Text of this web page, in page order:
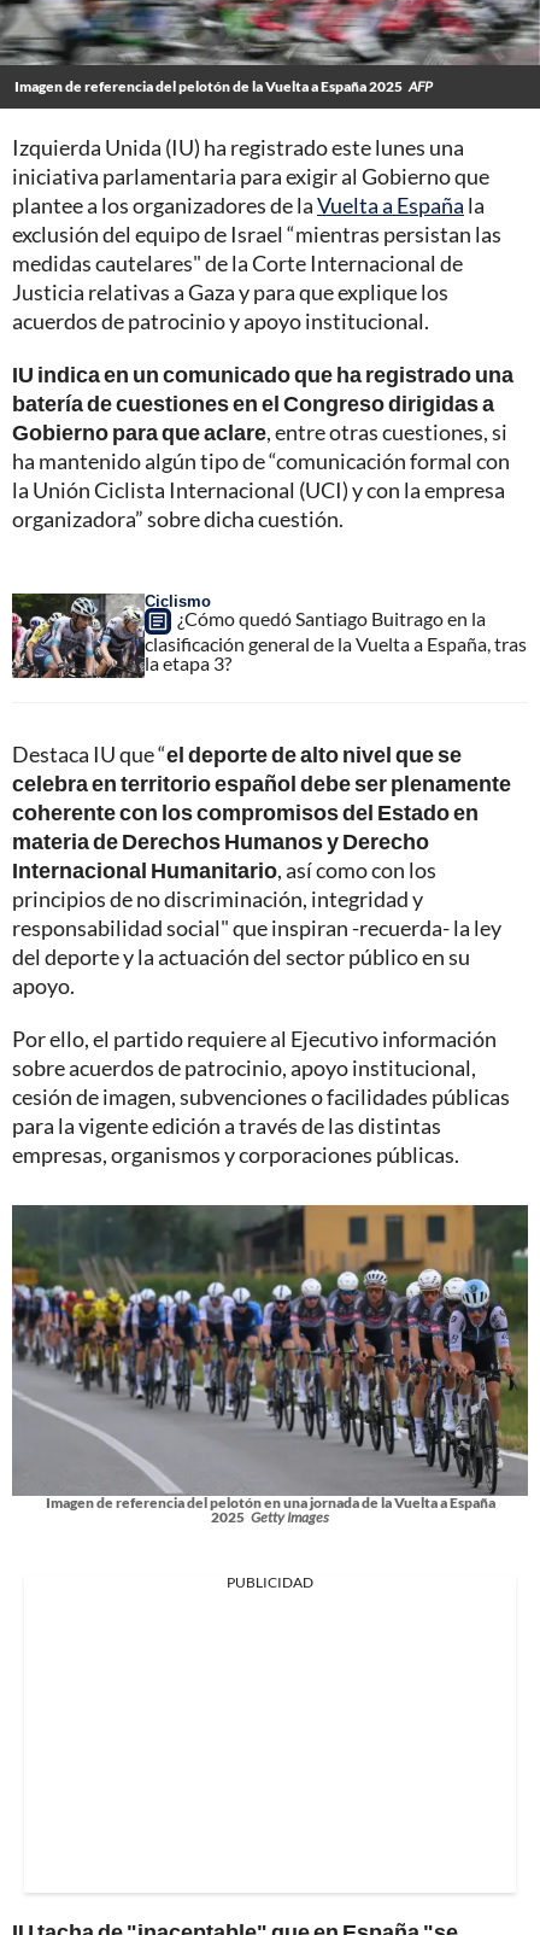
Imagen de referencia del pelotón de la Vuelta a España 2025 AFP
Izquierda Unida (IU) ha registrado este lunes una
iniciativa parlamentaria para exigir al Gobierno que
plantee a los organizadores de laVuelta a España la
exclusión del equipo de Israel “mientras persistan las
medidas cautelares" de la Corte Internacional de
Justicia relativas a Gaza y para que explique los
acuerdos de patrocinio y apoyo institucional.
IU indica en un comunicado que ha registrado una
batería de cuestiones en el Congreso dirigidas a
Gobierno para que aclare, entre otras cuestiones, si
ha mantenido algún tipo de “comunicación formal con
la Unión Ciclista Internacional (UCI) y con la empresa
organizadora” sobre dicha cuestión.
Ciclismo
¿Cómo quedó Santiago Buitrago en la
clasificación general de la Vuelta a España, tras
la etapa 3?
Destaca IU que “el deporte de alto nivel que se
celebra en territorio español debe ser plenamente
coherente con los compromisos del Estado en
materia de Derechos Humanos y Derecho
Internacional Humanitario, así como con los
principios de no discriminación, integridad y
responsabilidad social" que inspiran -recuerda- la ley
del deporte y la actuación del sector público en su
apoyo.
Por ello, el partido requiere al Ejecutivo información
sobre acuerdos de patrocinio, apoyo institucional,
cesión de imagen, subvenciones o facilidades públicas
para la vigente edición a través de las distintas
empresas, organismos y corporaciones públicas.
Imagen de referencia del pelotón en una jornada de la Vuelta a España
2025 Getty Images
PUBLICIDAD